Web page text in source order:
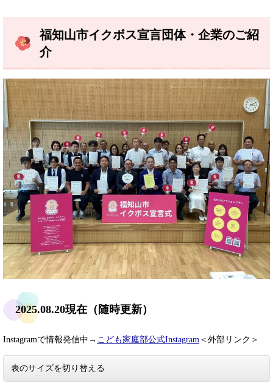
福知山市イクボス宣言団体・企業のご紹
介
2025.08.20現在（随時更新）
Instagramで情報発信中→ こども家庭部公式Instagram ＜外部リンク＞
表のサイズを切り替える